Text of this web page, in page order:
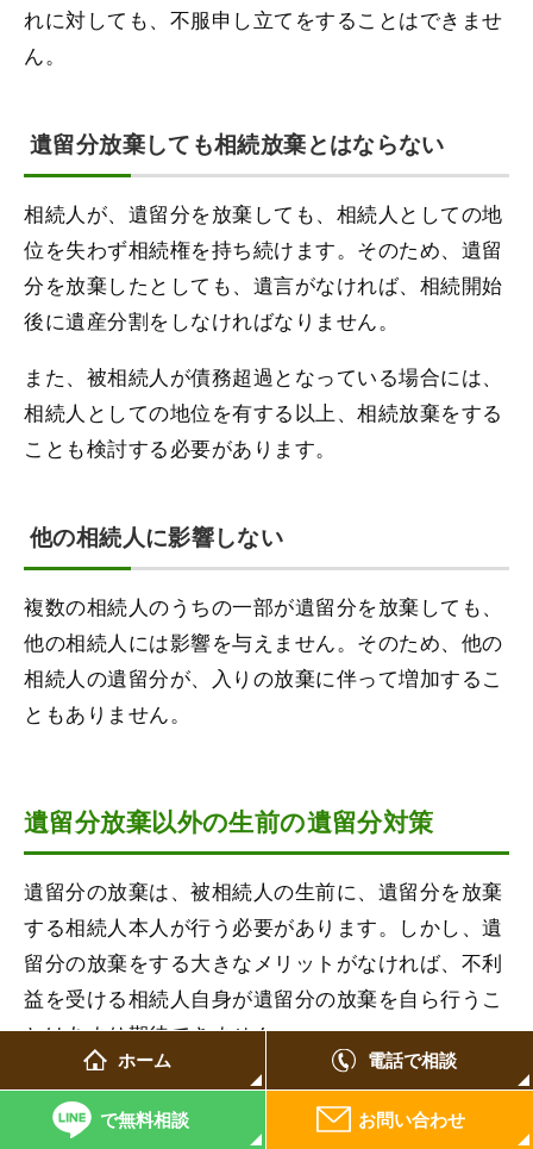
れに対しても、不服申し立てをすることはできませ
ん。
遺留分放棄しても相続放棄とはならない
相続人が、遺留分を放棄しても、相続人としての地
位を失わず相続権を持ち続けます。そのため、遺留
分を放棄したとしても、遺言がなければ、相続開始
後に遺産分割をしなければなりません。
また、被相続人が債務超過となっている場合には、
相続人としての地位を有する以上、相続放棄をする
ことも検討する必要があります。
他の相続人に影響しない
複数の相続人のうちの一部が遺留分を放棄しても、
他の相続人には影響を与えません。そのため、他の
相続人の遺留分が、入りの放棄に伴って増加するこ
ともありません。
遺留分放棄以外の生前の遺留分対策
遺留分の放棄は、被相続人の生前に、遺留分を放棄
する相続人本人が行う必要があります。しかし、遺
留分の放棄をする大きなメリットがなければ、不利
益を受ける相続人自身が遺留分の放棄を自ら行うこ
とはあまり期待できません。
そこで、遺留分対策として遺留分放棄以外の方法も
検討しておくことが重要です。
ホーム 電話で相談
で無料相談 お問い合わせ